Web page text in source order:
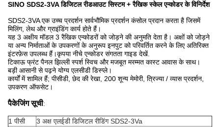
SINO SDS2-3VA डिजिटल रीडआउट सिस्टम + रैखिक स्केल एन्कोडर के विनिर्देश
SDS2-3VA एक उच्च प्रदर्शन सार्वभौमिक प्रदर्शन कंसोल प्रदान करता है जिसमें
मिलिंग, लेथ और ग्राइंडिंग कार्य होते हैं।
यह 3 अक्षीय मॉडल 3 रैखिक एन्कोडरों को जोड़ने की अनुमति देता है। अक्षों को जोड़ने
या अन्य निर्माताओं के उपकरणों के अनुरूप इनपुट को परिवर्तित करने के लिए अतिरिक्त
इंटरफ़ेस उपलब्ध हैं।कृपया नीचे एन्कोडर संगतता गाइड देखें.
टिकाऊ फ्रंट पैनल झिल्ली स्पर्श स्विच और मजबूत मरम्मत कास्ट आवास के साथ।
बड़ी आसानी से पढ़ने योग्य एलसीडी डिस्प्ले।
कार्यों में शामिल हैं; पीसीडी, छेद की रेखा, 200 शून्य मेमोरी, त्रिज्या / व्यास प्रदर्शन,
उपकरण ऑफसेट।
पैकेजिंग सूची:
1 पीसी
3 अक्ष एलईडी डिजिटल रीडिंग SDS2-3Va